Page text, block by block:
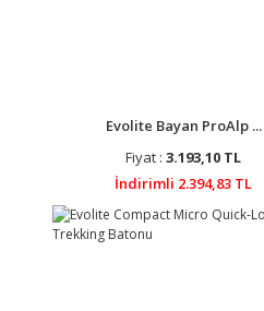
Evolite Bayan ProAlp ...
Fiyat : 3.193,10 TL
İndirimli 2.394,83 TL